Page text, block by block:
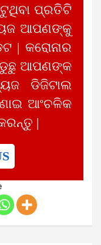
ପ୍ରତିଟି
ଆପଣଙ୍କୁ
| କରୋନାର
ଆପଣଙ୍କ
ଡିଜିଟାଲ
ଆଂଚଳିକ
|